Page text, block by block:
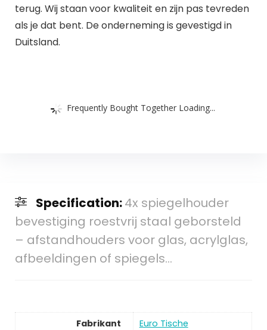
terug. Wij staan voor kwaliteit en zijn pas tevreden
als je dat bent. De onderneming is gevestigd in
Duitsland.
Frequently Bought Together Loading...
Specification:4x spiegelhouder
bevestiging roestvrij staal geborsteld
– afstandhouders voor glas, acrylglas,
afbeeldingen of spiegels…
Fabrikant
‎Euro Tische